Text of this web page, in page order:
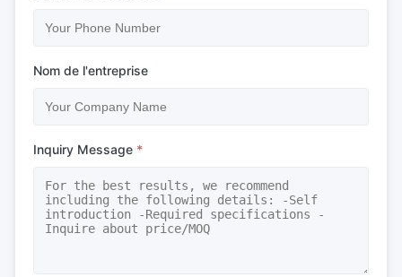
Nom de l'entreprise
Inquiry Message *